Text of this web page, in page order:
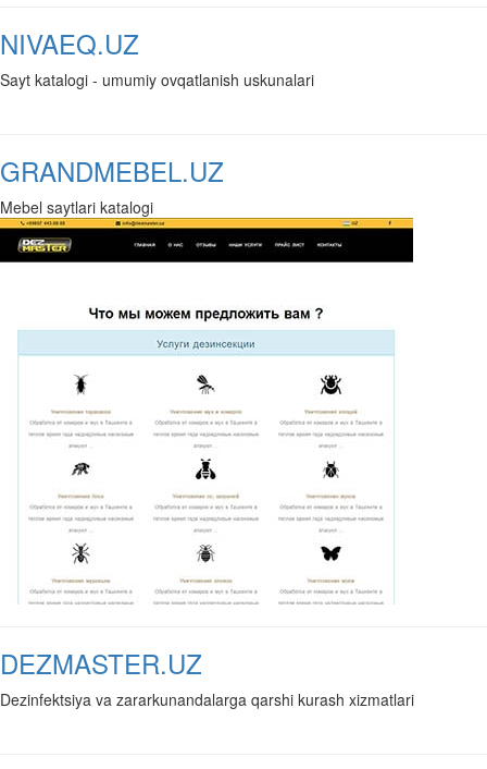
NIVAEQ.UZ
Sayt katalogi - umumiy ovqatlanish uskunalari
GRANDMEBEL.UZ
Mebel saytlari katalogi
DEZMASTER.UZ
Dezinfektsiya va zararkunandalarga qarshi kurash xizmatlari